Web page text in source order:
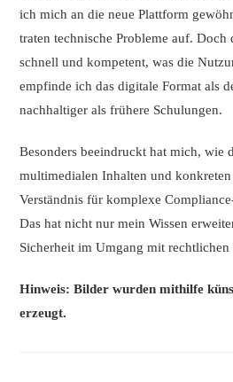
ich mich an die neue Plattform
traten technische Probleme auf. Doch
schnell und kompetent, was die
empfinde ich das digitale Format als
nachhaltiger als frühere Schulungen.
Besonders beeindruckt hat mich, wie
multimedialen Inhalten und
Verständnis für komplexe
Das hat nicht nur mein Wissen
Sicherheit im Umgang mit rechtlichen
Hinweis: Bilder wurden mithilfe
erzeugt.